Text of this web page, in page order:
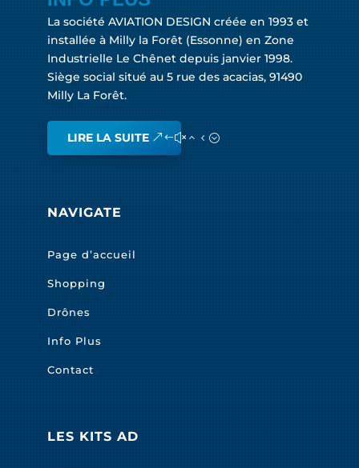
La société AVIATION DESIGN créée en 1993 et
installée à Milly la Forêt (Essonne) en Zone
Industrielle Le Chênet depuis janvier 1998.
Siège social situé au 5 rue des acacias, 91490
Milly La Forêt.
LIRE LA SUITE
NAVIGATE
Page d’accueil
Shopping
Drônes
Info Plus
Contact
LES KITS AD